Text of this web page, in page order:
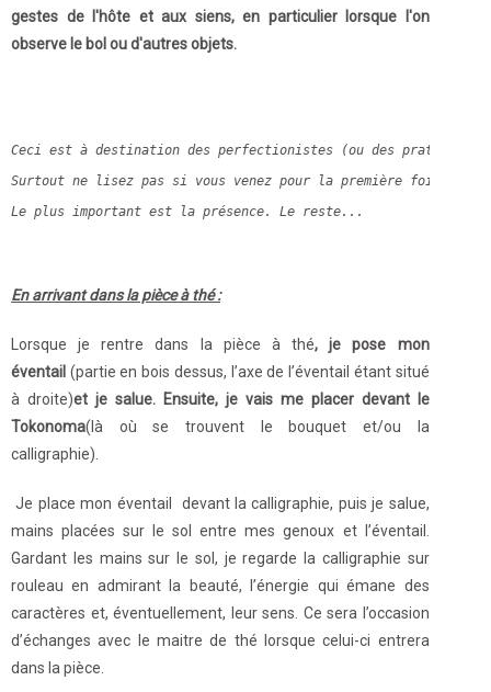
gestes de l'hôte et aux siens, en particulier lorsque l'on
observe le bol ou d'autres objets.
Ceci est à destination des perfectionistes (ou des
Surtout ne lisez pas si vous venez pour la première fois !!!!
Le plus important est la présence. Le reste...
En arrivant dans la pièce à thé :
Lorsque je rentre dans la pièce à thé, je pose mon
éventail (partie en bois dessus, l’axe de l’éventail étant situé
à droite)et je salue. Ensuite, je vais me placer devant le
Tokonoma(là où se trouvent le bouquet et/ou la
calligraphie).
Je place mon éventail devant la calligraphie, puis je salue,
mains placées sur le sol entre mes genoux et l’éventail.
Gardant les mains sur le sol, je regarde la calligraphie sur
rouleau en admirant la beauté, l’énergie qui émane des
caractères et, éventuellement, leur sens. Ce sera l’occasion
d’échanges avec le maitre de thé lorsque celui-ci entrera
dans la pièce.